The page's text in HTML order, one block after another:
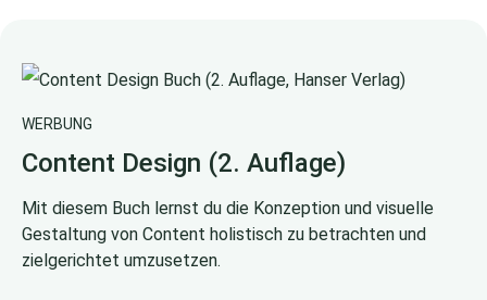
WERBUNG
Content Design (2. Auflage)
Mit diesem Buch lernst du die Konzeption und visuelle
Gestaltung von Content holistisch zu betrachten und
zielgerichtet umzusetzen.